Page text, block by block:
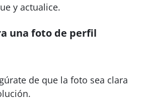
y actualice.
una foto de perfil
de que la foto sea clara